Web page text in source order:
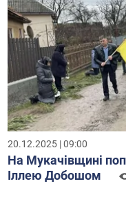
20.12.2025 | 09:00
На Мукачівщині
Іллею Добошом